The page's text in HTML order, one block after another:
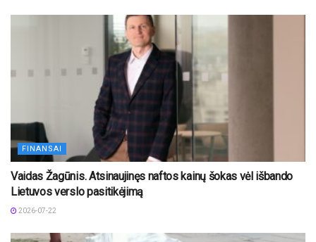
FINANSAI
Vaidas Žagūnis. Atsinaujinęs naftos kainų šokas vėl išbando
Lietuvos verslo pasitikėjimą
2026-07-22